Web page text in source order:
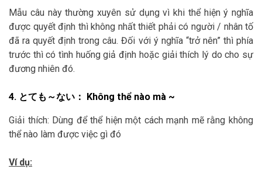
Mẫu câu này thường xuyên sử dụng vì khi thể hiện ý nghĩa
được quyết định thì không nhất thiết phải có người / nhân tố
đã ra quyết định trong câu. Đối với ý nghĩa “trở nên” thì phía
trước thì có tình huống giả định hoặc giải thích lý do cho sự
đương nhiên đó.
4. とても～ない： Không thể nào mà ~
Giải thích: Dùng để thể hiện một cách mạnh mẽ rằng không
thể nào làm được việc gì đó
Ví dụ: